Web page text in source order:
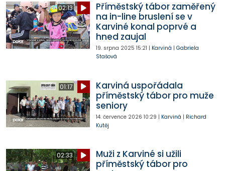
02:13
Příměstský tábor zaměřený
na in-line bruslení se v
Karviné konal poprvé a
hned zaujal
19. srpna 2025 15:21 | Karviná | Gabriela
Stašová
01:17
Karviná uspořádala
příměstský tábor pro muže
seniory
14. července 2026 10:29 | Karviná | Richard
Kutěj
02:33
Muži z Karviné si užili
příměstský tábor pro